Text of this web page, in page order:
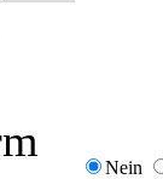
Nein